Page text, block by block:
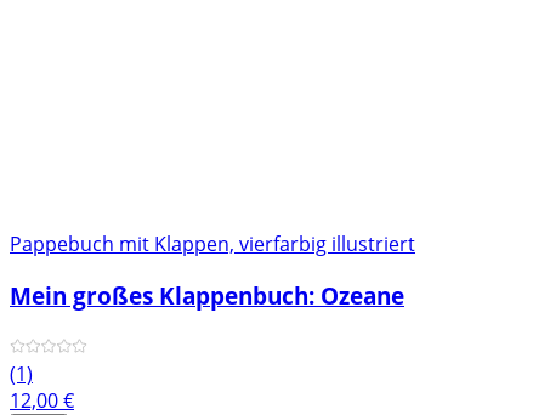
Pappebuch mit Klappen, vierfarbig illustriert
Mein großes Klappenbuch: Ozeane
(1)
12,00€